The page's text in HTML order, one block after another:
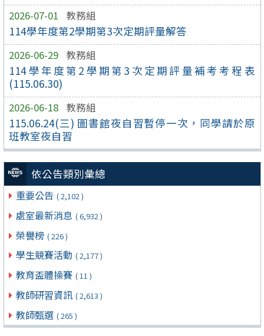
2026-07-01 教務組
114學年度第2學期第3次定期評量解答
2026-06-29 教務組
114學年度第2學期第3次定期評量補考考程表
(115.06.30)
2026-06-18 教務組
115.06.24(三) 圖書館夜自習暫停一次，同學請於原
班教室夜自習
依公告類別彙總
重要公告 ( 2,102 )
處室最新消息 ( 6,932 )
榮譽榜 ( 226 )
學生競賽活動 ( 2,177 )
教育盃體操賽 ( 11 )
教師研習資訊 ( 2,613 )
教師甄選 ( 265 )